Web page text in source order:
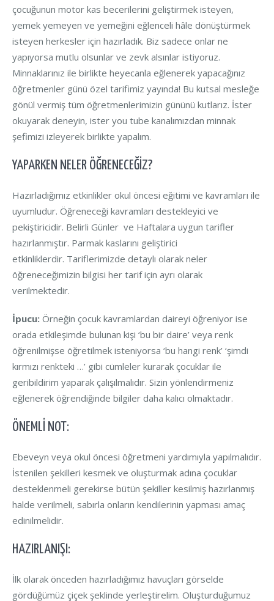
çocuğunun motor kas becerilerini geliştirmek isteyen,
yemek yemeyen ve yemeğini eğlenceli hâle dönüştürmek
isteyen herkesler için hazırladık. Biz sadece onlar ne
yapıyorsa mutlu olsunlar ve zevk alsınlar istiyoruz.
Minnaklarınız ile birlikte heyecanla eğlenerek yapacağınız
öğretmenler günü özel tarifimiz yayında! Bu kutsal mesleğe
gönül vermiş tüm öğretmenlerimizin gününü kutlarız. İster
okuyarak deneyin, ister you tube kanalımızdan minnak
şefimizi izleyerek birlikte yapalım.
YAPARKEN NELER ÖĞRENECEĞIZ?
Hazırladığımız etkinlikler okul öncesi eğitimi ve kavramları ile
uyumludur. Öğreneceği kavramları destekleyici ve
pekiştiricidir. Belirli Günler ve Haftalara uygun tarifler
hazırlanmıştır. Parmak kaslarını geliştirici
etkinliklerdir. Tariflerimizde detaylı olarak neler
öğreneceğimizin bilgisi her tarif için ayrı olarak
verilmektedir.
İpucu: Örneğin çocuk kavramlardan daireyi öğreniyor ise
orada etkileşimde bulunan kişi ‘bu bir daire’ veya renk
öğrenilmişse öğretilmek isteniyorsa ‘bu hangi renk’ ‘şimdi
kırmızı renkteki …’ gibi cümleler kurarak çocuklar ile
geribildirim yaparak çalışılmalıdır. Sizin yönlendirmeniz
eğlenerek öğrendiğinde bilgiler daha kalıcı olmaktadır.
ÖNEMLI NOT:
Ebeveyn veya okul öncesi öğretmeni yardımıyla yapılmalıdır.
İstenilen şekilleri kesmek ve oluşturmak adına çocuklar
desteklenmeli gerekirse bütün şekiller kesilmiş hazırlanmış
halde verilmeli, sabırla onların kendilerinin yapması amaç
edinilmelidir.
HAZIRLANIŞI:
İlk olarak önceden hazırladığımız havuçları görselde
gördüğümüz çiçek şeklinde yerleştirelim. Oluşturduğumuz